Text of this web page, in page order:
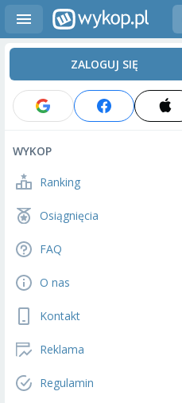
ZALOGUJ SIĘ
WYKOP
Ranking
Osiągnięcia
FAQ
O nas
Kontakt
Reklama
Regulamin